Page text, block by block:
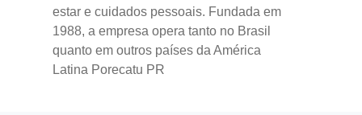
estar e cuidados pessoais. Fundada em
1988, a empresa opera tanto no Brasil
quanto em outros países da América
Latina​ Porecatu PR